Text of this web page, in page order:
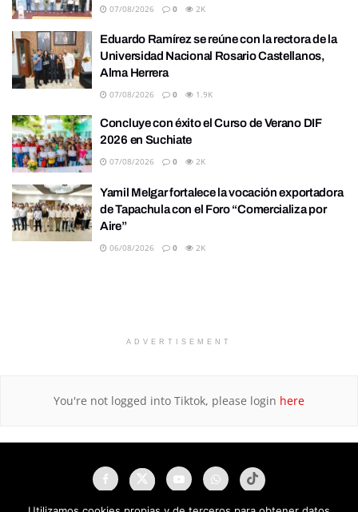
07/08/2026 0 2K
Eduardo Ramírez se reúne con la rectora de la
Universidad Nacional Rosario Castellanos,
Alma Herrera
07/08/2026 0 1.9K
Concluye con éxito el Curso de Verano DIF
2026 en Suchiate
07/08/2026 0 2K
Yamil Melgar fortalece la vocación exportadora
de Tapachula con el Foro “Comercializa por
Aire”
06/08/2026 0 2K
ADVERTISEMENT
You're not logged into Tiktok, please login here